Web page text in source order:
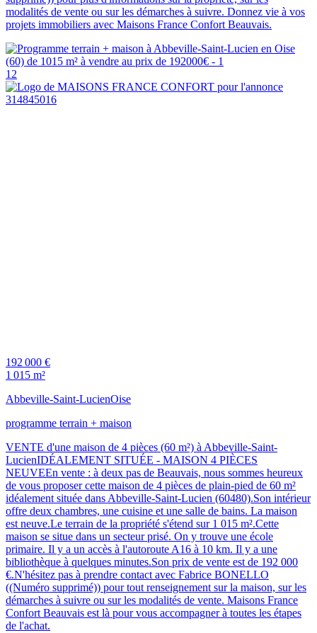
modalités de vente ou sur les démarches à suivre. Donnez vie à vos
projets immobiliers avec Maisons France Confort Beauvais.
12
192 000 €
1 015 m²
Abbeville-Saint-LucienOise
programme terrain + maison
VENTE d'une maison de 4 pièces (60 m²) à Abbeville-Saint-
LucienIDÉALEMENT SITUÉE - MAISON 4 PIÈCES
NEUVEEn vente : à deux pas de Beauvais, nous sommes heureux
de vous proposer cette maison de 4 pièces de plain-pied de 60 m²
idéalement située dans Abbeville-Saint-Lucien (60480).Son intérieur
offre deux chambres, une cuisine et une salle de bains. La maison
est neuve.Le terrain de la propriété s'étend sur 1 015 m².Cette
maison se situe dans un secteur prisé. On y trouve une école
primaire. Il y a un accès à l'autoroute A16 à 10 km. Il y a une
bibliothèque à quelques minutes.Son prix de vente est de 192 000
€.N'hésitez pas à prendre contact avec Fabrice BONELLO
((Numéro supprimé)) pour tout renseignement sur la maison, sur les
démarches à suivre ou sur les modalités de vente. Maisons France
Confort Beauvais est là pour vous accompagner à toutes les étapes
de l'achat.